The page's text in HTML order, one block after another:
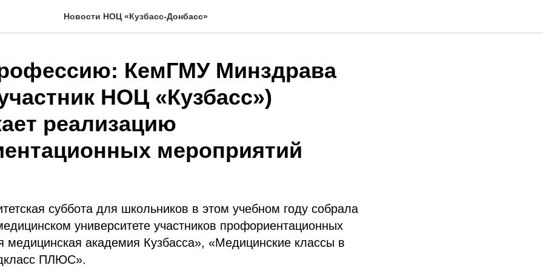
Новости НОЦ «Кузбасс-Донбасс»
КемГМУ Минздрава
НОЦ «Кузбасс»)
реализацию
мероприятий
суббота для школьников в этом учебном году собрала
университете участников профориентационных
медицинская академия Кузбасса», «Медицинские классы в
ПЛЮС».